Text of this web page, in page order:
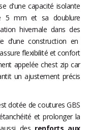
d'une capacité isolante
5 mm et sa doublure
hivernale dans des
d’une construction en
flexibilité et confort
appelée chest zip car
un ajustement précis
dotée de coutures GBS
et prolonger la